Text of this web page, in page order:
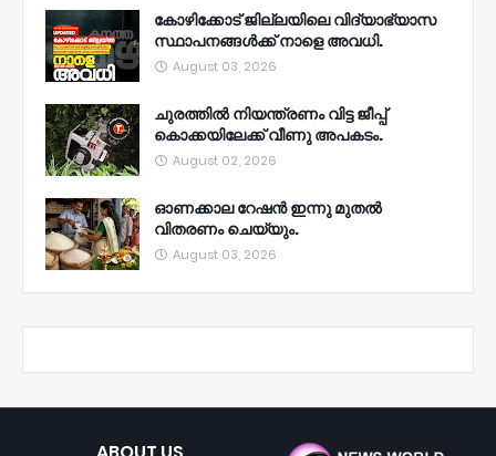
കോഴിക്കോട് ജില്ലയിലെ വിദ്യാഭ്യാസ
സ്ഥാപനങ്ങൾക്ക് നാളെ അവധി.
August 03, 2026
ചുരത്തിൽ നിയന്ത്രണം വിട്ട ജീപ്പ്
കൊക്കയിലേക്ക് വീണു അപകടം.
August 02, 2026
ഓണക്കാല റേഷൻ ഇന്നു മുതല്‍
വിതരണം ചെയ്യും.
August 03, 2026